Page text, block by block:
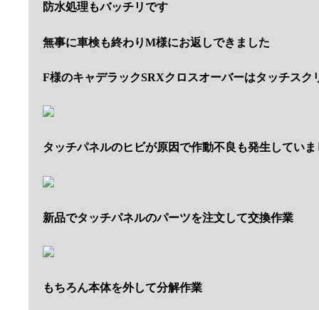
防水処理もバッチリです
無事に車検も終わりM様にお返しできました
F様のキャデラックSRXクロスオーバーはタッチスク
タッチパネルのヒビが原因で作動不良も発生していま
新品でタッチパネルのパーツを注文して交換作業
もちろん本体を外して分解作業